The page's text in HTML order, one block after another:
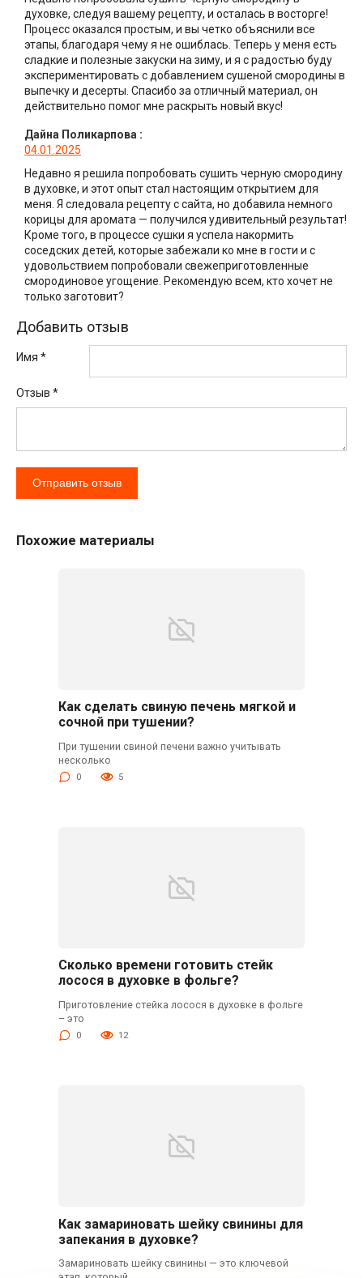
духовке, следуя вашему рецепту, и осталась в восторге!
Процесс оказался простым, и вы четко объяснили все
этапы, благодаря чему я не ошиблась. Теперь у меня есть
сладкие и полезные закуски на зиму, и я с радостью буду
экспериментировать с добавлением сушеной смородины в
выпечку и десерты. Спасибо за отличный материал, он
действительно помог мне раскрыть новый вкус!
Дайна Поликарпова :
04.01.2025
Недавно я решила попробовать сушить черную смородину
в духовке, и этот опыт стал настоящим открытием для
меня. Я следовала рецепту с сайта, но добавила немного
корицы для аромата — получился удивительный результат!
Кроме того, в процессе сушки я успела накормить
соседских детей, которые забежали ко мне в гости и с
удовольствием попробовали свежеприготовленные
смородиновое угощение. Рекомендую всем, кто хочет не
только заготовит?
Добавить отзыв
Имя *
Отзыв *
Похожие материалы
Как сделать свиную печень мягкой и
сочной при тушении?
При тушении свиной печени важно учитывать
несколько
0 5
Сколько времени готовить стейк
лосося в духовке в фольге?
Приготовление стейка лосося в духовке в фольге
– это
0 12
Как замариновать шейку свинины для
запекания в духовке?
Замариновать шейку свинины — это ключевой